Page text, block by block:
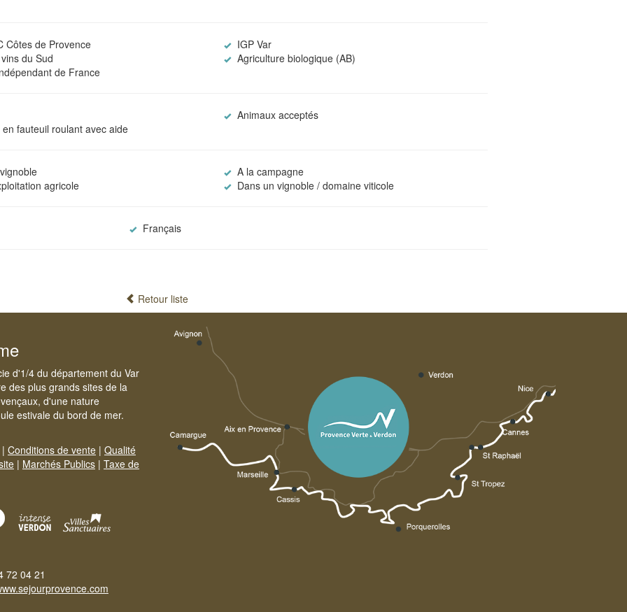
Côtes de Provence
IGP Var
du Sud
Agriculture biologique (AB)
de France
Animaux acceptés
fauteuil roulant avec aide
A la campagne
agricole
Dans un vignoble / domaine viticole
Français
Retour liste
d'1/4 du département du Var
des plus grands sites de la
d'une nature
estivale du bord de mer.
| Conditions de vente | Qualité
| Marchés Publics | Taxe de
72 04 21